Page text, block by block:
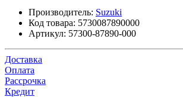
Производитель: Suzuki
Код товара: 5730087890000
Артикул: 57300-87890-000
Доставка
Оплата
Рассрочка
Кредит